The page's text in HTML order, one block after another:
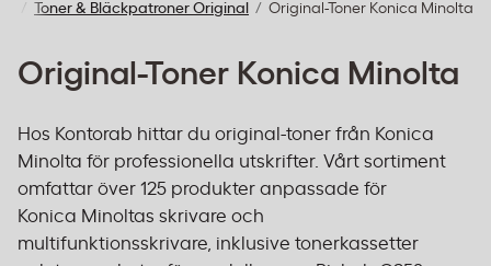
Toner & Bläckpatroner Original Original-Toner Konica Minolta
Original-Toner Konica Minolta
Hos Kontorab hittar du original-toner från Konica
Minolta för professionella utskrifter. Vårt sortiment
omfattar över 125 produkter anpassade för
Konica Minoltas skrivare och
multifunktionsskrivare, inklusive tonerkassetter